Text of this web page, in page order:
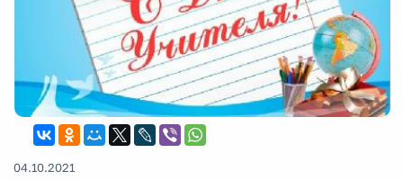
04.10.2021